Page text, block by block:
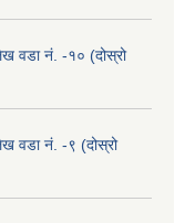
वडा नं. -१० (दोस्रो
वडा नं. -९ (दोस्रो